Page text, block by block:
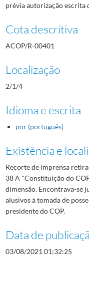
prévia autorização
Cota descritiva
ACOP/R-00401
Localização
2/1/4
Idioma e escrita
por (português)
Existência e
Recorte de imprensa
38 A "Constituição do
dimensão. Encontrava-se
alusivos à tomada de
presidente do COP.
Data de
03/08/2021 01:32:25